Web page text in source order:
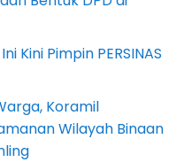
Kini Pimpin PERSINAS
Koramil
Wilayah Binaan